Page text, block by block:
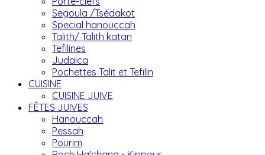
Segoula /Tsédakot
Special hanouccah
Talith/ Talith katan
Tefilines
Judaica
Pochettes Talit et Tefilin
CUISINE
CUISINE JUIVE
FÊTES JUIVES
Hanouccah
Pessah
Pourim